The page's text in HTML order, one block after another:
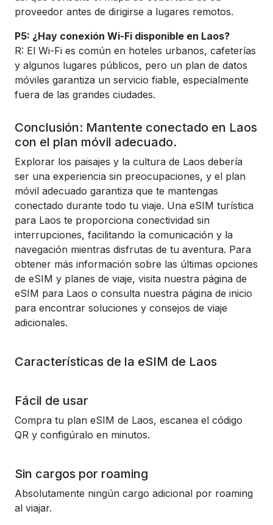
proveedor antes de dirigirse a lugares remotos.
P5: ¿Hay conexión Wi-Fi disponible en Laos?
R: El Wi-Fi es común en hoteles urbanos, cafeterías
y algunos lugares públicos, pero un plan de datos
móviles garantiza un servicio fiable, especialmente
fuera de las grandes ciudades.
Conclusión: Mantente conectado en Laos
con el plan móvil adecuado.
Explorar los paisajes y la cultura de Laos debería
ser una experiencia sin preocupaciones, y el plan
móvil adecuado garantiza que te mantengas
conectado durante todo tu viaje. Una eSIM turística
para Laos te proporciona conectividad sin
interrupciones, facilitando la comunicación y la
navegación mientras disfrutas de tu aventura. Para
obtener más información sobre las últimas opciones
de eSIM y planes de viaje, visita nuestra página de
eSIM para Laos o consulta nuestra página de inicio
para encontrar soluciones y consejos de viaje
adicionales.
Características de la eSIM de Laos
Fácil de usar
Compra tu plan eSIM de Laos, escanea el código
QR y configúralo en minutos.
Sin cargos por roaming
Absolutamente ningún cargo adicional por roaming
al viajar.